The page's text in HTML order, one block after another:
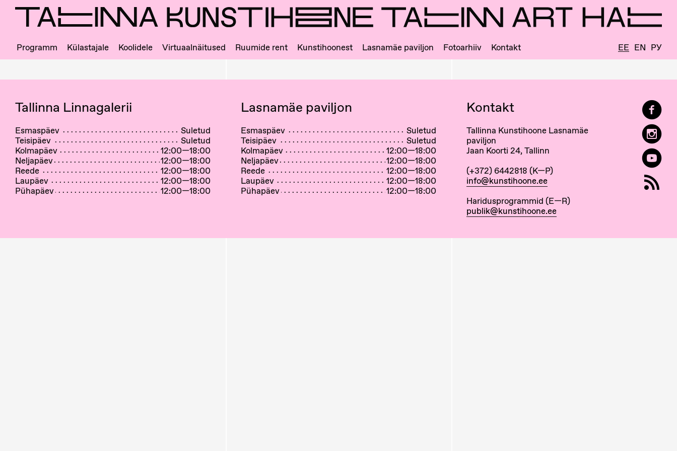
Skip
Ligipääs
ja
Programm Külastajale Koolidele Virtuaalnäitused Ruumide rent Kunstihoonest Lasnamäe paviljon Fotoarhiiv Kontakt EE EN РУ
Tallinna Linnagalerii
Esmaspäev
Suletud
Teisipäev
Suletud
Kolmapäev
12:00—18:00
Neljapäev
12:00—18:00
Reede
12:00—18:00
Laupäev
12:00—18:00
Pühapäev
12:00—18:00
Lasnamäe paviljon
Esmaspäev
Suletud
Teisipäev
Suletud
Kolmapäev
12:00—18:00
Neljapäev
12:00—18:00
Reede
12:00—18:00
Laupäev
12:00—18:00
Pühapäev
12:00—18:00
Kontakt
Tallinna Kunstihoone Lasnamäe
paviljon
Jaan Koorti 24, Tallinn
(+372) 6442818 (K—P)
info@kunstihoone.ee
Haridusprogrammid (E—R)
publik@kunstihoone.ee